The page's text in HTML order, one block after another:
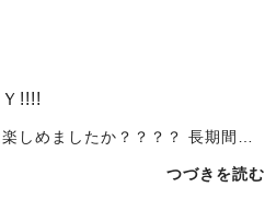
!!!!
しめましたか？？？？ 長期間…
つづきを読む